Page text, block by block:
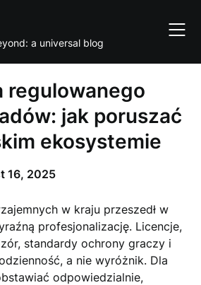
a universal blog
regulowanego
jak poruszać
ekosystemie
16, 2025
w kraju przeszedł w
profesjonalizację. Licencje,
standardy ochrony graczy i
a nie wyróżnik. Dla
odpowiedzialnie,